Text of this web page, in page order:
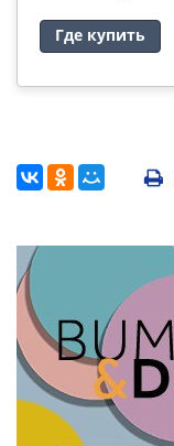
Где купить